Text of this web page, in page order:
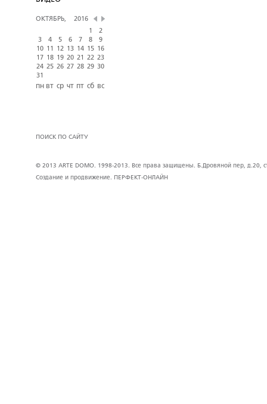
ОКТЯБРЬ,
2016
1
2
3
4 5 6 7 8
9
10 11 12 13 14 15
16
17
18 19 20 21 22 23
24 25 26 27 28 29
30
31
пн вт ср чт пт сб вс
ПОИСК ПО САЙТУ
© 2013 ARTE DOMO. 1998-2013. Все права защищены. Б.Дровяной пер, д.20,
Создание и продвижение.
ПЕРФЕКТ-ОНЛАЙН